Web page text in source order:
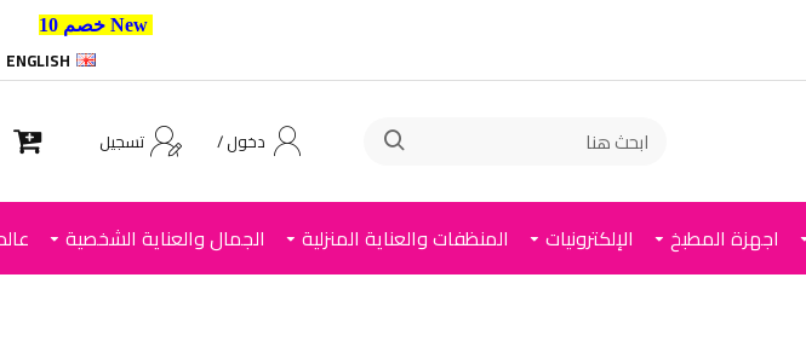
ENGLISH
دخول / تسجيل
اجهزة المطبخ الإلكترونيات المنظفات والعناية المنزلية الجمال والعناية الشخصية